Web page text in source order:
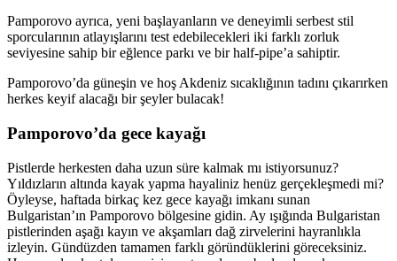
Pamporovo ayrıca, yeni başlayanların ve deneyimli serbest stil
sporcularının atlayışlarını test edebilecekleri iki farklı zorluk
seviyesine sahip bir eğlence parkı ve bir half-pipe’a sahiptir.
Pamporovo’da güneşin ve hoş Akdeniz sıcaklığının tadını çıkarırken
herkes keyif alacağı bir şeyler bulacak!
Pamporovo’da gece kayağı
Pistlerde herkesten daha uzun süre kalmak mı istiyorsunuz?
Yıldızların altında kayak yapma hayaliniz henüz gerçekleşmedi mi?
Öyleyse, haftada birkaç kez gece kayağı imkanı sunan
Bulgaristan’ın Pamporovo bölgesine gidin. Ay ışığında Bulgaristan
pistlerinden aşağı kayın ve akşamları dağ zirvelerini hayranlıkla
izleyin. Gündüzden tamamen farklı göründüklerini göreceksiniz.